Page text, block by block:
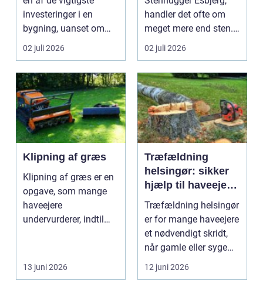
investeringer i en
bygning, uanset om
der er tale om bolig...
02 juli 2026
handler det ofte om
meget mere end sten.
Det handler om at...
02 juli 2026
Klipning af græs
Klipning af græs er en
opgave, som mange
haveejere
undervurderer, indtil
13 juni 2026
Træfældning
helsingør: sikker
hjælp til haveejere
og virksomheder
Træfældning helsingør
er for mange haveejere
et nødvendigt skridt,
når gamle eller syge
træer skaber...
12 juni 2026